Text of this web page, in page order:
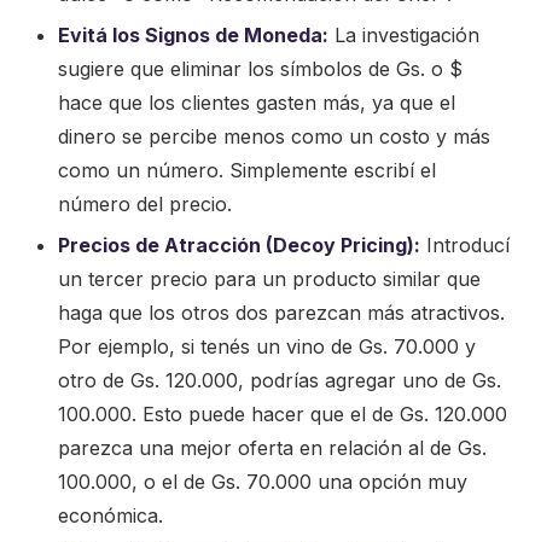
Evitá los Signos de Moneda: La investigación
sugiere que eliminar los símbolos de Gs. o $
hace que los clientes gasten más, ya que el
dinero se percibe menos como un costo y más
como un número. Simplemente escribí el
número del precio.
Precios de Atracción (Decoy Pricing): Introducí
un tercer precio para un producto similar que
haga que los otros dos parezcan más atractivos.
Por ejemplo, si tenés un vino de Gs. 70.000 y
otro de Gs. 120.000, podrías agregar uno de Gs.
100.000. Esto puede hacer que el de Gs. 120.000
parezca una mejor oferta en relación al de Gs.
100.000, o el de Gs. 70.000 una opción muy
económica.